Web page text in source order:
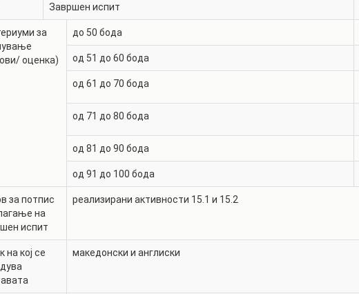
Завршен испит
за
оценка)
до 50 бода
од 51 до 60 бода
од 61 до 70 бода
од 71 до 80 бода
од 81 до 90 бода
од 91 до 100 бода
за потпис
на
испит
реализирани активности 15.1 и 15.2
на кој се
македонски и англиски